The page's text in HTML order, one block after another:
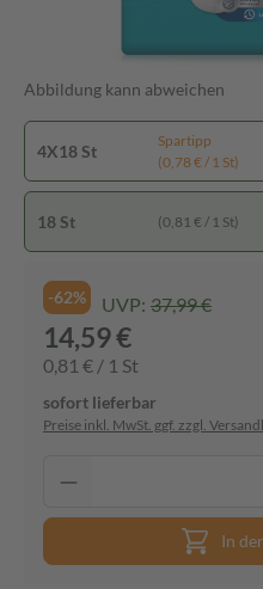
Abbildung kann abweichen
4X18 St
Spartipp
(0,78 € / 1 St)
18 St (0,81 € / 1 St)
-62% UVP: 37,99 €
14,59 €
0,81 € / 1 St
sofort lieferbar
Preise inkl. MwSt. ggf. zzgl.
In